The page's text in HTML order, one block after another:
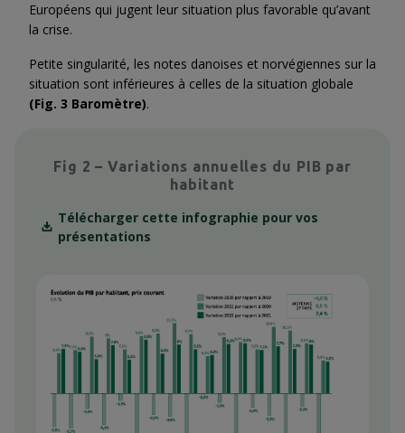
Européens qui jugent leur situation plus favorable qu’avant
la crise.
Petite singularité, les notes danoises et norvégiennes sur la
situation sont inférieures à celles de la situation globale
(Fig. 3 Baromètre).
Fig 2 – Variations annuelles du PIB par
habitant
Télécharger cette infographie pour vos
présentations